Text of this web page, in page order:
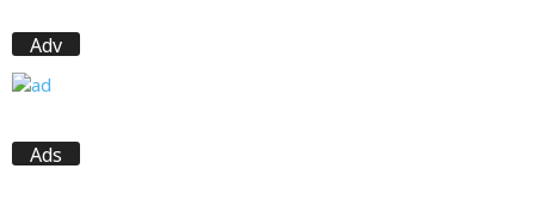
Adv
Ads